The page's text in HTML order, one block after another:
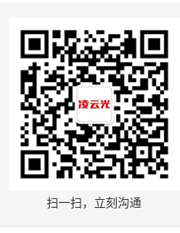
扫一扫，立刻沟通